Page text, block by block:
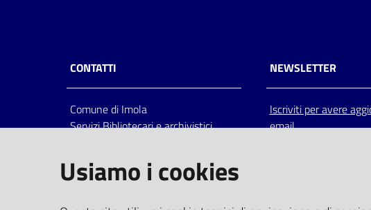
CONTATTI
Comune di Imola
Servizi Bibliotecari e archivistici
Italia
centralino: tel 0542.6026.36 fax
NEWSLETTER
Iscriviti per avere
email
Usiamo i cookies